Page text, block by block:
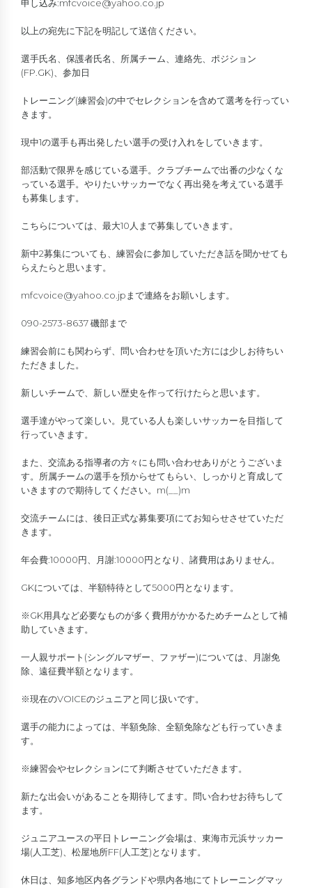
申し込み:mfcvoice@yahoo.co.jp
以上の宛先に下記を明記して送信ください。
選手氏名、保護者氏名、所属チーム、連絡先、ポジション
(FP.GK)、参加日
トレーニング(練習会)の中でセレクションを含めて選考を行ってい
きます。
現中1の選手も再出発したい選手の受け入れをしていきます。
部活動で限界を感じている選手。クラブチームで出番の少なくな
っている選手。やりたいサッカーでなく再出発を考えている選手
も募集します。
こちらについては、最大10人まで募集していきます。
新中2募集についても、練習会に参加していただき話を聞かせても
らえたらと思います。
mfcvoice@yahoo.co.jpまで連絡をお願いします。
090-2573-8637 磯部まで
練習会前にも関わらず、問い合わせを頂いた方には少しお待ちい
ただきました。
新しいチームで、新しい歴史を作って行けたらと思います。
選手達がやって楽しい。見ている人も楽しいサッカーを目指して
行っていきます。
また、交流ある指導者の方々にも問い合わせありがとうございま
す。所属チームの選手を預からせてもらい、しっかりと育成して
いきますので期待してください。m(__)m
交流チームには、後日正式な募集要項にてお知らせさせていただ
きます。
年会費:10000円、月謝:10000円となり、諸費用はありません。
GKについては、半額特待として5000円となります。
※GK用具など必要なものが多く費用がかかるためチームとして補
助していきます。
一人親サポート(シングルマザー、ファザー)については、月謝免
除、遠征費半額となります。
※現在のVOICEのジュニアと同じ扱いです。
選手の能力によっては、半額免除、全額免除なども行っていきま
す。
※練習会やセレクションにて判断させていただきます。
新たな出会いがあることを期待してます。問い合わせお待ちして
ます。
ジュニアユースの平日トレーニング会場は、東海市元浜サッカー
場(人工芝)、松屋地所FF(人工芝)となります。
休日は、知多地区内各グランドや県内各地にてトレーニングマッ